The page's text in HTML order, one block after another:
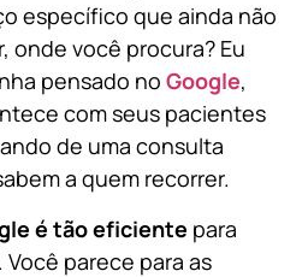
específico que ainda não
onde você procura? Eu
pensado no Google,
com seus pacientes
de uma consulta
a quem recorrer.
é tão eficiente para
. Você parece para as